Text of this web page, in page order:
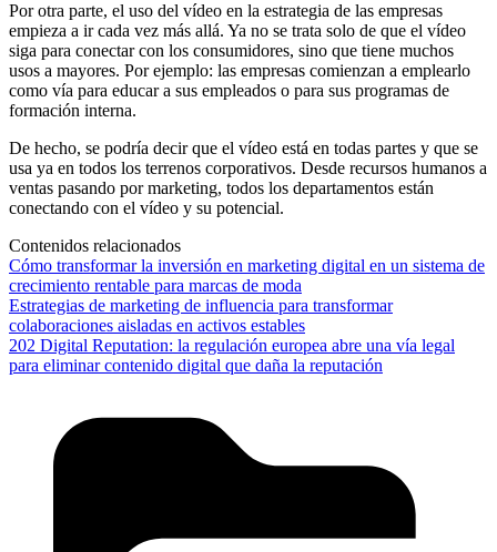
Por otra parte, el uso del vídeo en la estrategia de las empresas
empieza a ir cada vez más allá. Ya no se trata solo de que el vídeo
siga para conectar con los consumidores, sino que tiene muchos
usos a mayores. Por ejemplo: las empresas comienzan a emplearlo
como vía para educar a sus empleados o para sus programas de
formación interna.
De hecho, se podría decir que el vídeo está en todas partes y que se
usa ya en todos los terrenos corporativos. Desde recursos humanos a
ventas pasando por marketing, todos los departamentos están
conectando con el vídeo y su potencial.
Contenidos relacionados
Cómo transformar la inversión en marketing digital en un sistema de
crecimiento rentable para marcas de moda
Estrategias de marketing de influencia para transformar
colaboraciones aisladas en activos estables
202 Digital Reputation: la regulación europea abre una vía legal
para eliminar contenido digital que daña la reputación